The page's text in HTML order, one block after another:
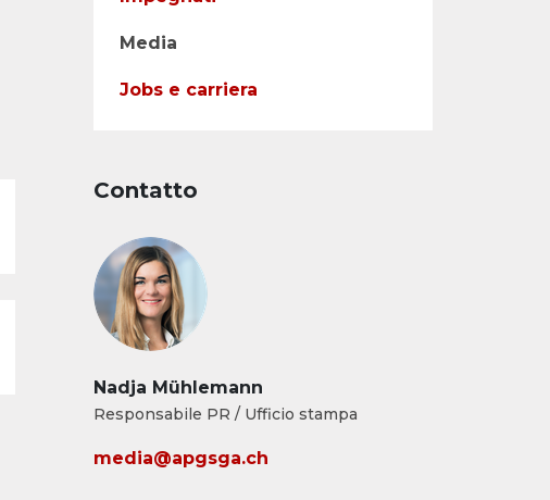
Media
Jobs e carriera
Contatto
Nadja Mühlemann
Responsabile PR / Ufficio stampa
media@apgsga.ch